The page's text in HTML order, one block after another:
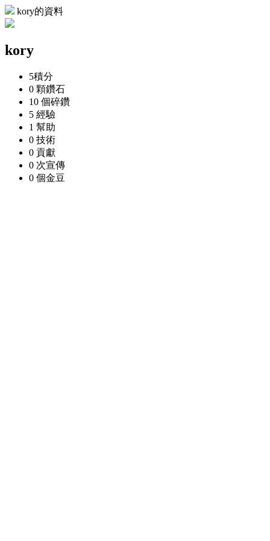
kory的資料
kory
5積分
0 顆鑽石
10 個碎鑽
5 經驗
1 幫助
0 技術
0 貢獻
0 次宣傳
0 個金豆